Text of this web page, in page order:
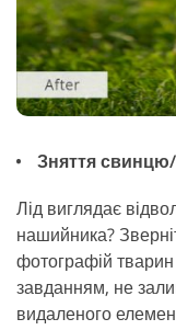
Зняття свинцю/
Лід виглядає
нашийника?
фотографій
завданням, не
видаленого